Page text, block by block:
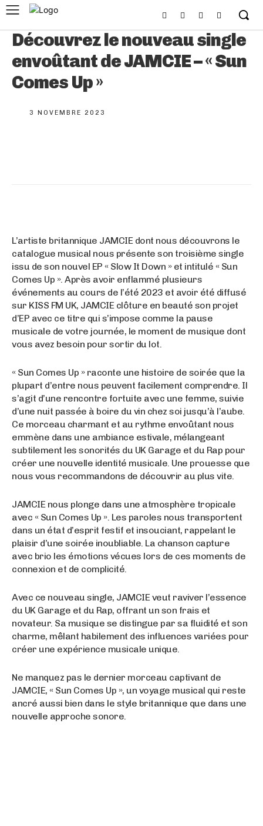
Découvrez le nouveau single
envoûtant de JAMCIE – « Sun
Comes Up »
3 NOVEMBRE 2023
L’artiste britannique JAMCIE dont nous découvrons le
catalogue musical nous présente son troisième single
issu de son nouvel EP « Slow It Down » et intitulé « Sun
Comes Up ». Après avoir enflammé plusieurs
événements au cours de l’été 2023 et avoir été diffusé
sur KISS FM UK, JAMCIE clôture en beauté son projet
d’EP avec ce titre qui s’impose comme la pause
musicale de votre journée, le moment de musique dont
vous avez besoin pour sortir du lot.
« Sun Comes Up » raconte une histoire de soirée que la
plupart d’entre nous peuvent facilement comprendre. Il
s’agit d’une rencontre fortuite avec une femme, suivie
d’une nuit passée à boire du vin chez soi jusqu’à l’aube.
Ce morceau charmant et au rythme envoûtant nous
emmène dans une ambiance estivale, mélangeant
subtilement les sonorités du UK Garage et du Rap pour
créer une nouvelle identité musicale. Une prouesse que
nous vous recommandons de découvrir au plus vite.
JAMCIE nous plonge dans une atmosphère tropicale
avec « Sun Comes Up ». Les paroles nous transportent
dans un état d’esprit festif et insouciant, rappelant le
plaisir d’une soirée inoubliable. La chanson capture
avec brio les émotions vécues lors de ces moments de
connexion et de complicité.
Avec ce nouveau single, JAMCIE veut raviver l’essence
du UK Garage et du Rap, offrant un son frais et
novateur. Sa musique se distingue par sa fluidité et son
charme, mêlant habilement des influences variées pour
créer une expérience musicale unique.
Ne manquez pas le dernier morceau captivant de
JAMCIE, « Sun Comes Up », un voyage musical qui reste
ancré aussi bien dans le style britannique que dans une
nouvelle approche sonore.